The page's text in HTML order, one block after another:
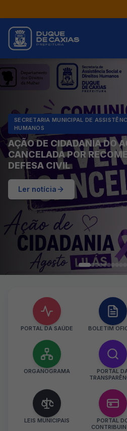
SECRETARIA MUNICIPAL DE
HUMANOS
AÇÃO DE CIDADANIA DO
CANCELADA POR
DEFESA CIVIL
Ler notícia
PORTAL DA SAÚDE BOLETIM
ORGANOGRAMA
PORTAL
LEIS MUNICIPAIS
PORTAL